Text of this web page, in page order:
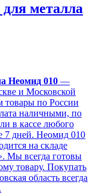
металла
Неомид 010 —
и Московской
товары по России
наличными, по
в кассе любого
7 дней. Неомид 010
на складе
Мы всегда готовы
товару. Покупать
область всегда